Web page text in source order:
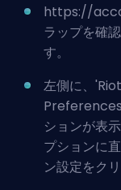
https://
ラップを確
す。
左側に、
ションが表
プションに
ン設定をク